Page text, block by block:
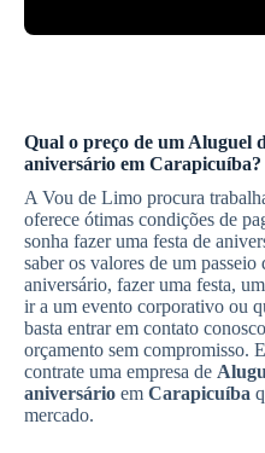
Qual o preço de um Aluguel
aniversário em Carapicuíba?
A Vou de Limo procura
oferece ótimas condições de
sonha fazer uma festa de
saber os valores de um passeio
aniversário, fazer uma festa,
ir a um evento corporativo ou
basta entrar em contato
orçamento sem compromisso.
contrate uma empresa de
aniversário em Carapicuíba
mercado.